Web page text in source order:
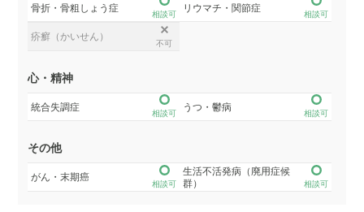
骨折・骨粗しょう症
相談可
リウマチ・関節症
相談可
疥癬（かいせん）
不可
心・精神
統合失調症
相談可
うつ・鬱病
相談可
その他
がん・末期癌
相談可
生活不活発病（廃用症候
群）
相談可